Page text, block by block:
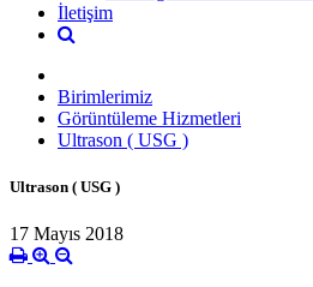
İletişim
Birimlerimiz
Görüntüleme Hizmetleri
Ultrason ( USG )
Ultrason ( USG )
17 Mayıs 2018